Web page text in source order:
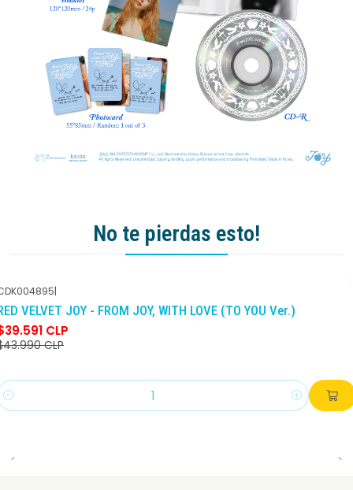
No te pierdas esto!
-10% DCTO
|
VELVET JOY - FROM JOY, WITH LOVE (TO YOU Ver.)
CLP
CLP